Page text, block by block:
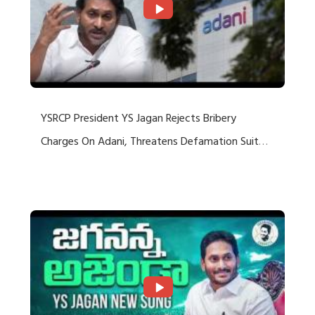
YSRCP President YS Jagan Rejects Bribery
Charges On Adani, Threatens Defamation Suit